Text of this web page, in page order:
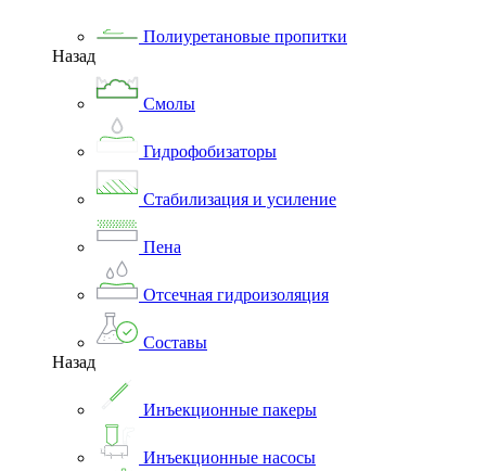
Полиуретановые пропитки
Назад
Смолы
Гидрофобизаторы
Стабилизация и усиление
Пена
Отсечная гидроизоляция
Составы
Назад
Инъекционные пакеры
Инъекционные насосы